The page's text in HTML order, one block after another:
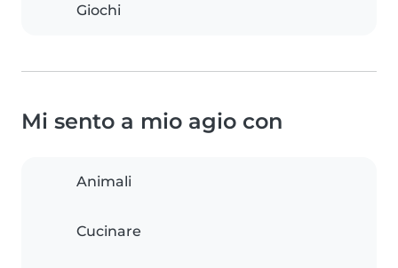
Giochi
Mi sento a mio agio con
Animali
Cucinare